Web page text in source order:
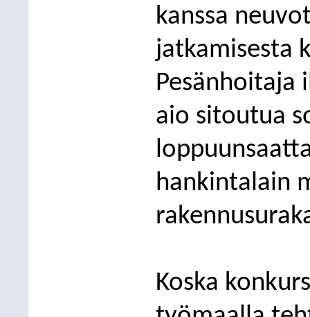
kanssa
jatkamisesta
aio sitoutua
hankintalain
Koska